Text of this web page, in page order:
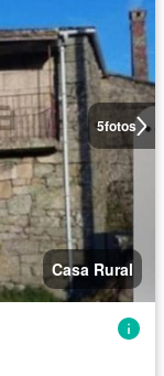
5fotos
Casa Rural